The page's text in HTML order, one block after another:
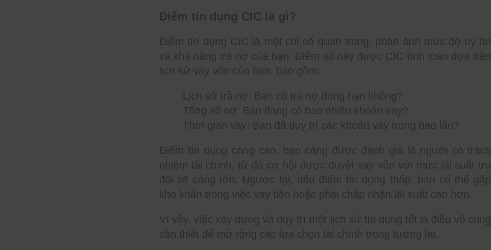
Điểm tín dụng CIC là gì?
Điểm tín dụng CIC là một chỉ số quan trọng, phản ánh mức độ uy tín
và khả năng trả nợ của bạn. Điểm số này được CIC tính toán dựa trên
lịch sử vay vốn của bạn, bao gồm:
Lịch sử trả nợ: Bạn có trả nợ đúng hạn không?
Tổng số nợ: Bạn đang có bao nhiêu khoản vay?
Thời gian vay: Bạn đã duy trì các khoản vay trong bao lâu?
Điểm tín dụng càng cao, bạn càng được đánh giá là người có trách
nhiệm tài chính, từ đó cơ hội được duyệt vay vốn với mức lãi suất ưu
đãi sẽ càng lớn. Ngược lại, nếu điểm tín dụng thấp, bạn có thể gặp
khó khăn trong việc vay tiền hoặc phải chấp nhận lãi suất cao hơn.
Vì vậy, việc xây dựng và duy trì một lịch sử tín dụng tốt là điều vô cùng
cần thiết để mở rộng các lựa chọn tài chính trong tương lai.